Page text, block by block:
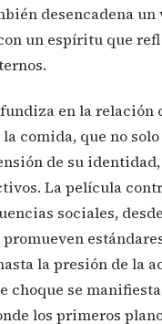
desencadena
un espíritu que
en la relación
la comida, que no
de su
La película
sociales,
promueven
la presión de la
choque se
los primeros